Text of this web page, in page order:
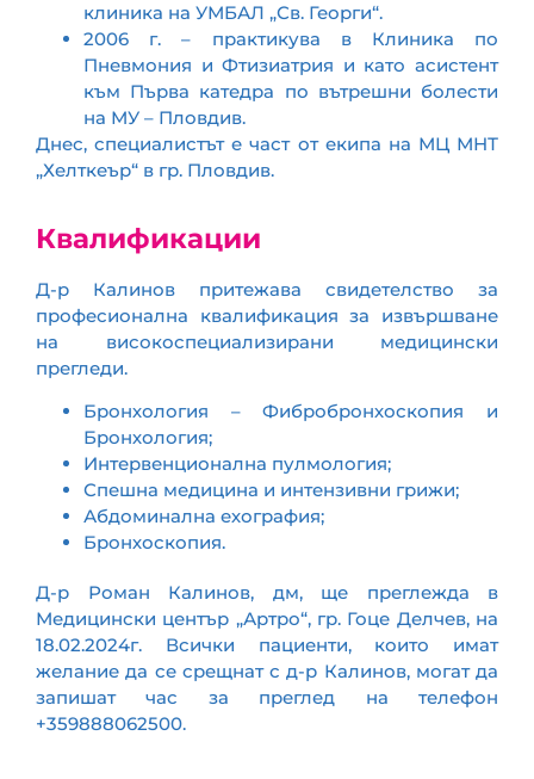
клиника на УМБАЛ „Св. Георги“.
2006 г. – практикува в Клиника по
Пневмония и Фтизиатрия и като асистент
към Първа катедра по вътрешни болести
на МУ – Пловдив.
Днес, специалистът е част от екипа на МЦ МНТ
„Хелткеър“ в гр. Пловдив.
Квалификации
Д-р Калинов притежава свидетелство за
професионална квалификация за извършване
на високоспециализирани медицински
прегледи.
Бронхология – Фибробронхоскопия и
Бронхология;
Интервенционална пулмология;
Спешна медицина и интензивни грижи;
Абдоминална ехография;
Бронхоскопия.
Д-р Роман Калинов, дм, ще преглежда в
Медицински център „Артро“, гр. Гоце Делчев, на
18.02.2024г. Всички пациенти, които имат
желание да се срещнат с д-р Калинов, могат да
запишат час за преглед на телефон
+359888062500.